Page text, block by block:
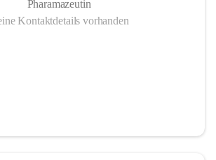
Pharamazeutin
Kontaktdetails vorhanden